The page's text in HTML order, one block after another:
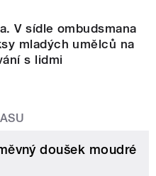
V sídle ombudsmana
mladých umělců na
s lidmi
doušek moudré